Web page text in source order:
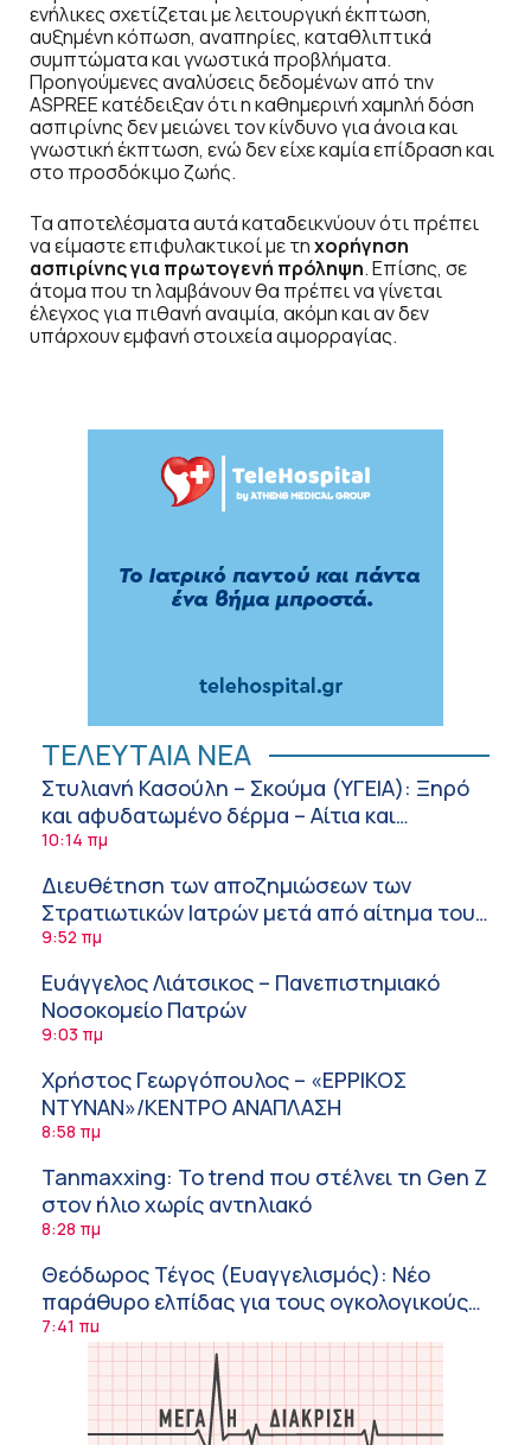
ενήλικες σχετίζεται με λειτουργική έκπτωση,
αυξημένη κόπωση, αναπηρίες, καταθλιπτικά
συμπτώματα και γνωστικά προβλήματα.
Προηγούμενες αναλύσεις δεδομένων από την
ASPREE κατέδειξαν ότι η καθημερινή χαμηλή δόση
ασπιρίνης δεν μειώνει τον κίνδυνο για άνοια και
γνωστική έκπτωση, ενώ δεν είχε καμία επίδραση και
στο προσδόκιμο ζωής.
Τα αποτελέσματα αυτά καταδεικνύουν ότι πρέπει
να είμαστε επιφυλακτικοί με τηχορήγηση
ασπιρίνης για πρωτογενή πρόληψη. Επίσης, σε
άτομα που τη λαμβάνουν θα πρέπει να γίνεται
έλεγχος για πιθανή αναιμία, ακόμη και αν δεν
υπάρχουν εμφανή στοιχεία αιμορραγίας.
ΤΕΛΕΥΤΑΙΑ ΝΕΑ
Στυλιανή Κασούλη – Σκούμα (ΥΓΕΙΑ): Ξηρό
και αφυδατωμένο δέρμα – Αίτια και
αντιμετώπιση
10:14 πμ
Διευθέτηση των αποζημιώσεων των
Στρατιωτικών Ιατρών μετά από αίτημα του
ΙΣΑ
9:52 πμ
Ευάγγελος Λιάτσικος – Πανεπιστημιακό
Νοσοκομείο Πατρών
9:03 πμ
Χρήστος Γεωργόπουλος – «ΕΡΡΙΚΟΣ
ΝΤΥΝΑΝ»/ΚΕΝΤΡΟ ΑΝΑΠΛΑΣΗ
8:58 πμ
Tanmaxxing: To trend που στέλνει τη Gen Z
στον ήλιο χωρίς αντηλιακό
8:28 πμ
Θεόδωρος Τέγος (Ευαγγελισμός): Νέο
παράθυρο ελπίδας για τους ογκολογικούς
ασθενείς μέσω κλινικών δοκιμών
7:41 πμ
Ασφάλεια στο νερό: 8 χρήσιμες οδηγίες
από τον Ελληνικό Ερυθρό Σταυρό